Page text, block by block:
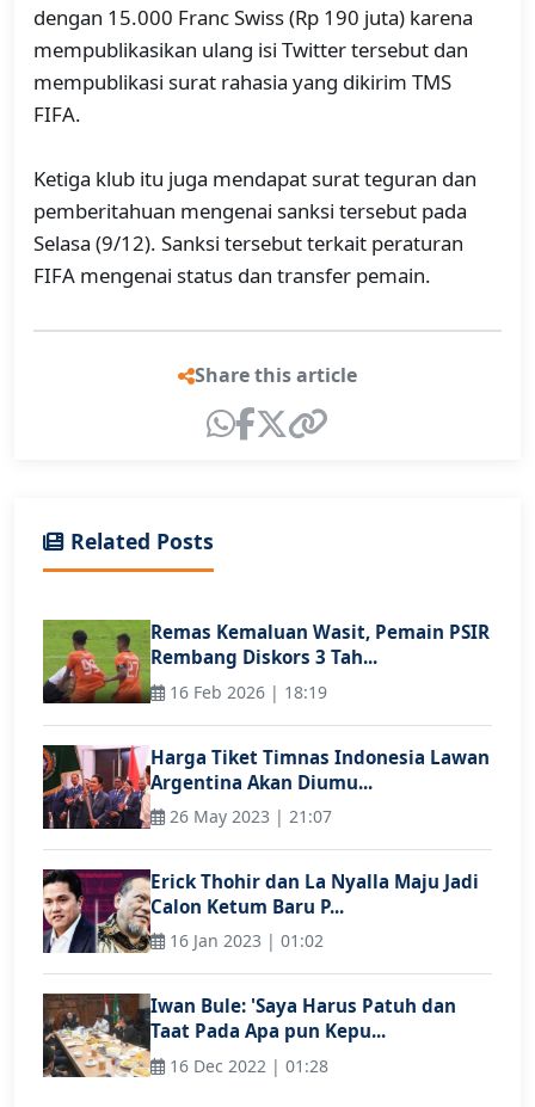
dengan 15.000 Franc Swiss (Rp 190 juta) karena
mempublikasikan ulang isi Twitter tersebut dan
mempublikasi surat rahasia yang dikirim TMS
FIFA.
Ketiga klub itu juga mendapat surat teguran dan
pemberitahuan mengenai sanksi tersebut pada
Selasa (9/12). Sanksi tersebut terkait peraturan
FIFA mengenai status dan transfer pemain.
Share this article
Related Posts
Remas Kemaluan Wasit, Pemain PSIR
Rembang Diskors 3 Tah...
16 Feb 2026 | 18:19
Harga Tiket Timnas Indonesia Lawan
Argentina Akan Diumu...
26 May 2023 | 21:07
Erick Thohir dan La Nyalla Maju Jadi
Calon Ketum Baru P...
16 Jan 2023 | 01:02
Iwan Bule: 'Saya Harus Patuh dan
Taat Pada Apa pun Kepu...
16 Dec 2022 | 01:28